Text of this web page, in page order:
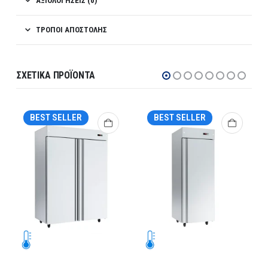
ΤΡΌΠΟΙ ΑΠΟΣΤΟΛΉΣ
ΣΧΕΤΙΚΆ ΠΡΟΪΌΝΤΑ
BEST SELLER BEST SELLER